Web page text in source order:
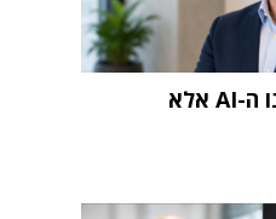
"האתגר הגדול אינו ה-AI אלא